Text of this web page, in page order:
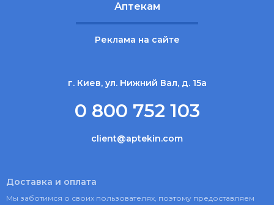
Аптекам
Реклама на сайте
г. Киев, ул. Нижний Вал, д. 15а
0 800 752 103
client@aptekin.com
Доставка и оплата
Мы заботимся о своих пользователях, поэтому предоставляем